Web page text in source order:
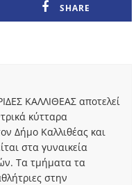
SHARE
ΚΑΛΛΙΘΕΑΣ αποτελεί
κύτταρα
Δήμο Καλλιθέας και
στα γυναικεία
Τα τμήματα τα
στην